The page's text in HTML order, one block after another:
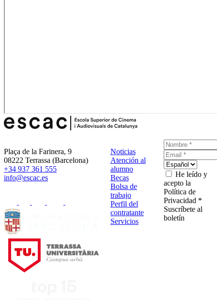
Plaça de la Farinera, 9
08222 Terrassa (Barcelona)
+34 937 361 555
info@escac.es
Noticias
Atención al
alumno
Becas
Bolsa de
trabajo
Perfil del
contratante
Servicios
He leído y
acepto la
Política de
Privacidad *
Suscríbete al
boletín